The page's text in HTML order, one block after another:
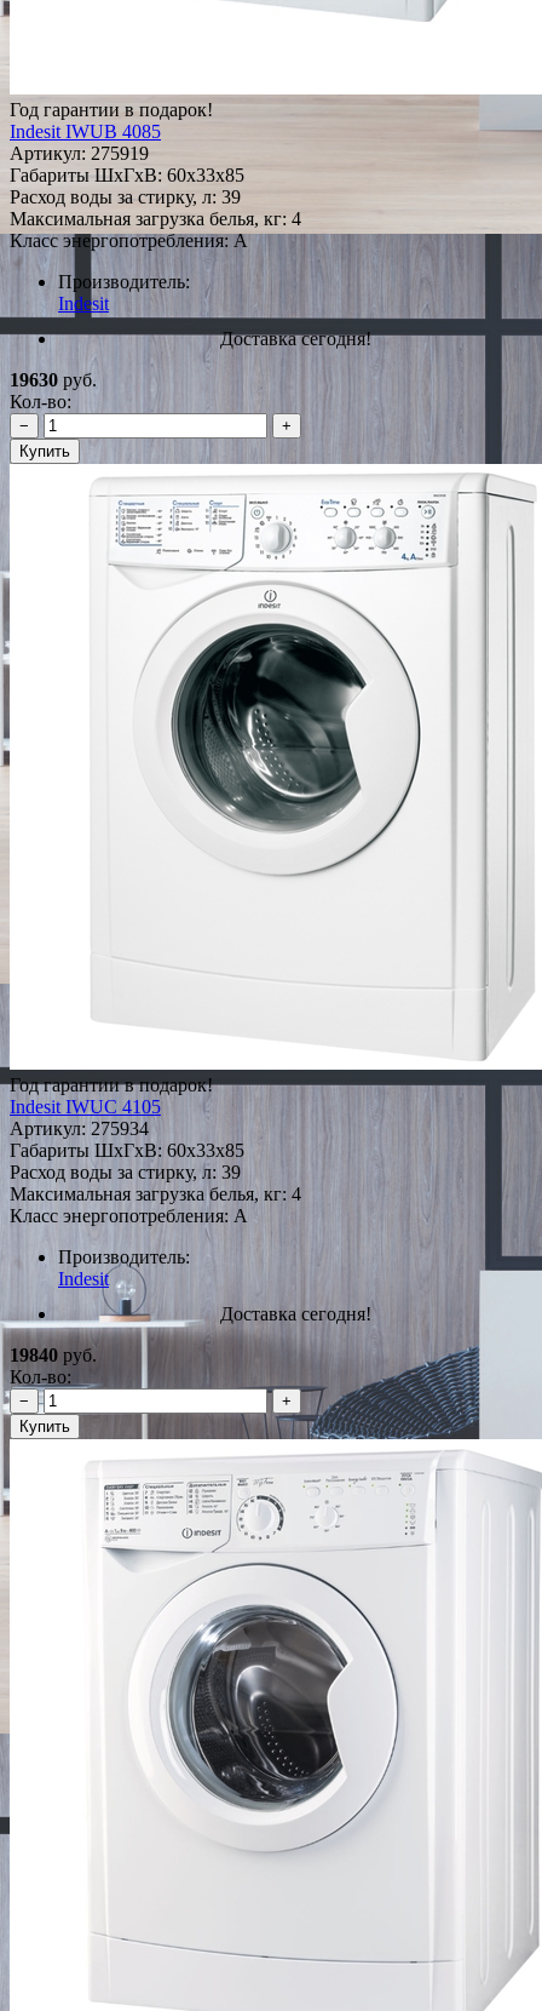
Год гарантии в подарок!
Indesit IWUB 4085
Артикул: 275919
Габариты ШxГxВ: 60x33x85
Расход воды за стирку, л: 39
Максимальная загрузка белья, кг: 4
Класс энергопотребления: A
Производитель:
Indesit
Доставка сегодня!
19630 руб.
Кол-во:
−
+
Купить
Год гарантии в подарок!
Indesit IWUC 4105
Артикул: 275934
Габариты ШxГxВ: 60x33x85
Расход воды за стирку, л: 39
Максимальная загрузка белья, кг: 4
Класс энергопотребления: A
Производитель:
Indesit
Доставка сегодня!
19840 руб.
Кол-во:
−
+
Купить